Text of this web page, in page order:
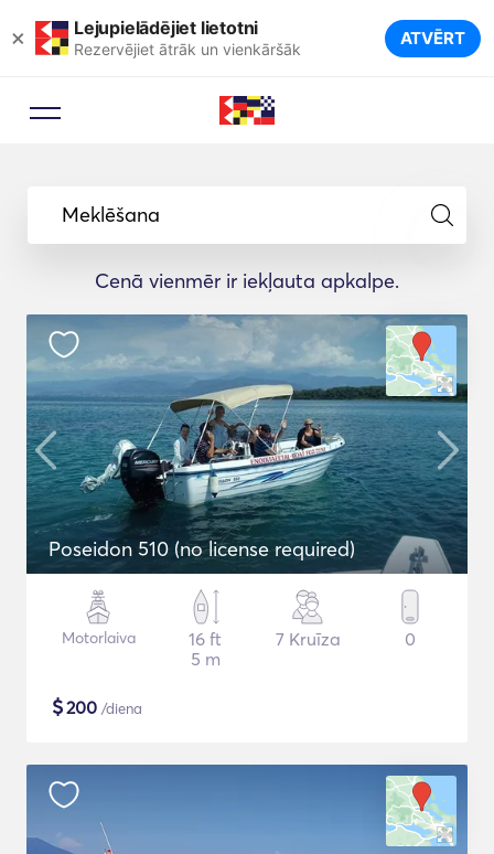
× Lejupielādējiet lietotni
Rezervējiet ātrāk un vienkāršāk ATVĒRT
Meklēšana
Cenā vienmēr ir iekļauta apkalpe.
Poseidon 510 (no license required)
Motorlaiva
16 ft
5 m
7 Kruīza 0
$200 /diena